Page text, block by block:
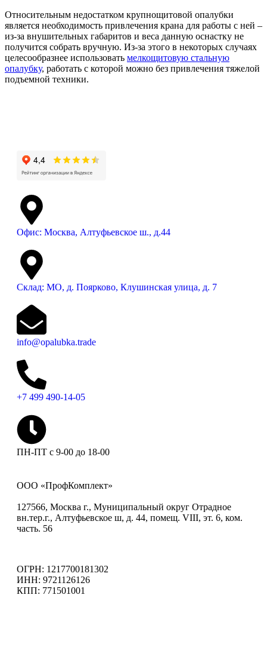
Относительным недостатком крупнощитовой опалубки
является необходимость привлечения крана для работы с ней –
из-за внушительных габаритов и веса данную оснастку не
получится собрать вручную. Из-за этого в некоторых случаях
целесообразнее использовать мелкощитовую стальную
опалубку, работать с которой можно без привлечения тяжелой
подъемной техники.
Офис: Москва, Алтуфьевское ш., д.44
Склад: МО, д. Поярково, Клушинская улица, д. 7
info@opalubka.trade
+7 499 490-14-05
ПН-ПТ с 9-00 до 18-00
ООО «ПрофКомплект»
127566, Москва г., Муниципальный округ Отрадное
вн.тер.г., Алтуфьевское ш, д. 44, помещ. VIII, эт. 6, ком.
часть. 56
ОГРН: 1217700181302
ИНН: 9721126126
КПП: 771501001